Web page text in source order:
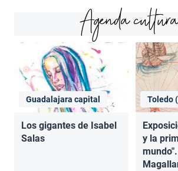
Agenda
Guadalajara capital
Los gigantes de Isabel
Salas
Toledo
y la